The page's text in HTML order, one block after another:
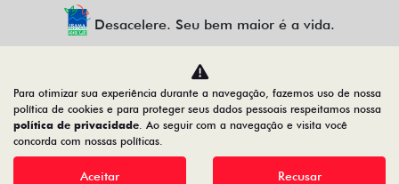
Desacelere. Seu bem maior é a vida.
BARIGUI VEICULOS LTDA
79.763.884/0007-81
Para otimizar sua experiência durante a navegação, fazemos uso de nossa
política de cookies e para proteger seus dados pessoais respeitamos nossa
política de privacidade. Ao seguir com a navegação e visita você
concorda com nossas políticas.
Aceitar Recusar